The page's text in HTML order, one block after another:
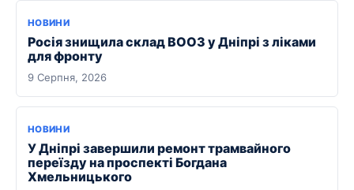
НОВИНИ
Росія знищила склад ВООЗ у Дніпрі з ліками
для фронту
9 Серпня, 2026
НОВИНИ
У Дніпрі завершили ремонт трамвайного
переїзду на проспекті Богдана
Хмельницького